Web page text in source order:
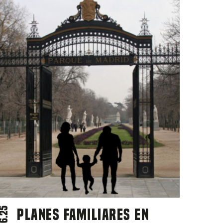
Planes familiares en